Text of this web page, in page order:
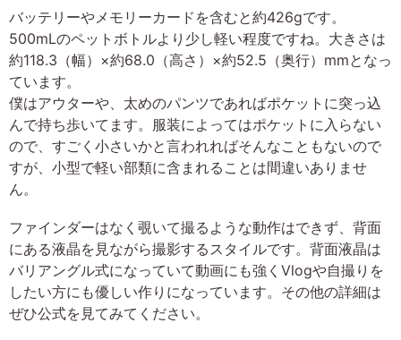
バッテリーやメモリーカードを含むと約426gです。
500mLのペットボトルより少し軽い程度ですね。大きさは
約118.3（幅）×約68.0（高さ）×約52.5（奥行）mmとなっ
ています。
僕はアウターや、太めのパンツであればポケットに突っ込
んで持ち歩いてます。服装によってはポケットに入らない
ので、すごく小さいかと言われればそんなこともないので
すが、小型で軽い部類に含まれることは間違いありませ
ん。
ファインダーはなく覗いて撮るような動作はできず、背面
にある液晶を見ながら撮影するスタイルです。背面液晶は
バリアングル式になっていて動画にも強くVlogや自撮りを
したい方にも優しい作りになっています。その他の詳細は
ぜひ公式を見てみてください。